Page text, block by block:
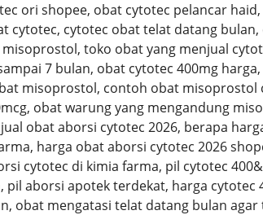
ori shopee, obat cytotec pelancar
cytotec, cytotec obat telat datang
toko obat yang menjual
7 bulan, obat cytotec 400mg
misoprostol, contoh obat
obat warung yang mengandung
obat aborsi cytotec 2026, berapa
harga obat aborsi cytotec 2026
cytotec di kimia farma, pil cytotec
pil aborsi apotek terdekat, harga
obat mengatasi telat datang bulan